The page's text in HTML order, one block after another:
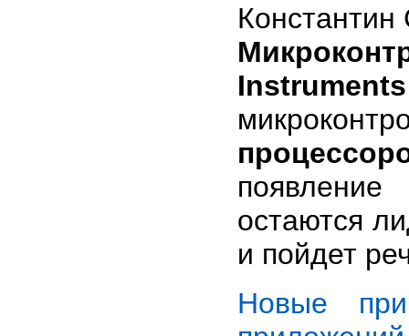
Instruments
остаются
и пойдет
Новые